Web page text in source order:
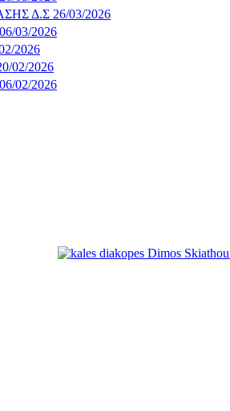
Δ.Σ 26/03/2026
03/2026
2026
02/2026
02/2026